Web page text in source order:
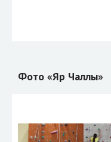
Фото «Яр Чаллы»